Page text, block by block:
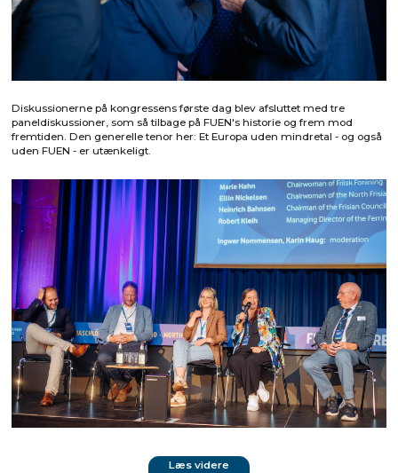
Diskussionerne på kongressens første dag blev afsluttet med tre
paneldiskussioner, som så tilbage på FUEN's historie og frem mod
fremtiden. Den generelle tenor her: Et Europa uden mindretal - og også
uden FUEN - er utænkeligt.
Læs videre